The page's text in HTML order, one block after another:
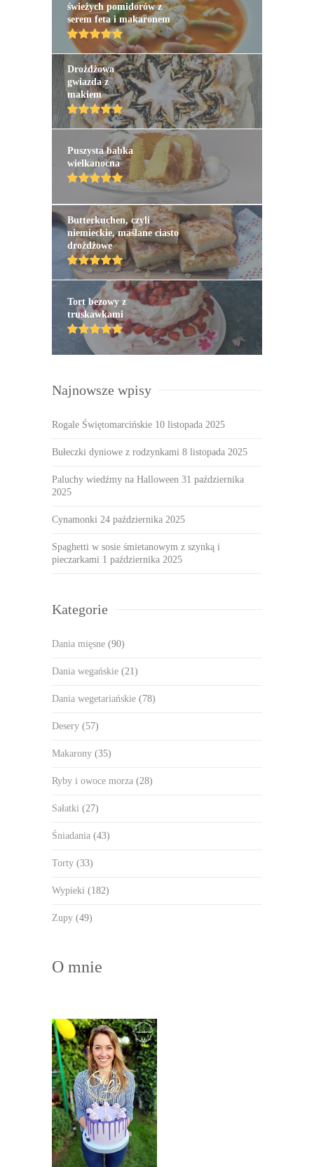
świeżych pomidorów z
serem feta i makaronem
Drożdżowa
gwiazda z
makiem
Puszysta babka
wielkanocna
Butterkuchen, czyli
niemieckie, maślane ciasto
drożdżowe
Tort bezowy z
truskawkami
Najnowsze wpisy
Rogale Świętomarcińskie 10 listopada 2025
Bułeczki dyniowe z rodzynkami 8 listopada 2025
Paluchy wiedźmy na Halloween 31 października
2025
Cynamonki 24 października 2025
Spaghetti w sosie śmietanowym z szynką i
pieczarkami 1 października 2025
Kategorie
Dania mięsne (90)
Dania wegańskie (21)
Dania wegetariańskie (78)
Desery (57)
Makarony (35)
Ryby i owoce morza (28)
Sałatki (27)
Śniadania (43)
Torty (33)
Wypieki (182)
Zupy (49)
O mnie